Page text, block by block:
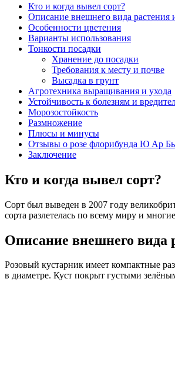
Кто и когда вывел сорт?
Описание внешнего вида растения
Особенности цветения
Варианты использования
Тонкости посадки
Хранение до посадки
Требования к месту и почве
Высадка в грунт
Агротехника выращивания и ухода
Устойчивость к болезням и
Морозостойкость
Размножение
Плюсы и минусы
Отзывы о розе флорибунда Ю Ар
Заключение
Кто и когда вывел сорт?
Сорт был выведен в 2007 году
сорта разлетелась по всему миру и
Описание внешнего вида
Розовый кустарник имеет компактные
в диаметре. Куст покрыт густыми